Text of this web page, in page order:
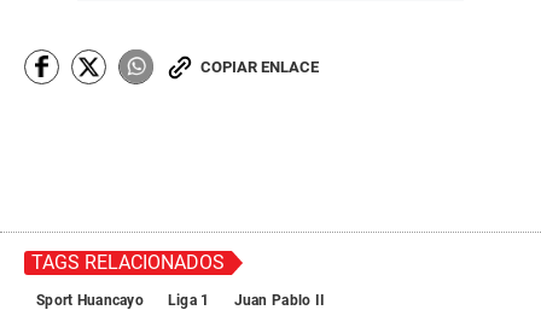
COPIAR ENLACE
TAGS RELACIONADOS
Sport Huancayo Liga 1 Juan Pablo II